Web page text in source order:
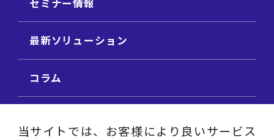
最新ソリューション
コラム
当サイトでは、お客様により良いサービス